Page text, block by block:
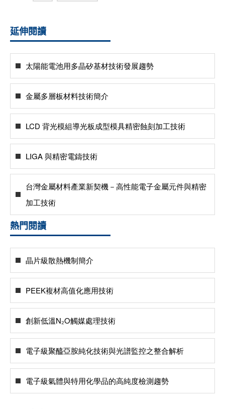
延伸閱讀
太陽能電池用多晶矽基材技術發展趨勢
金屬多層板材料技術簡介
LCD 背光模組導光板成型模具精密蝕刻加工技術
LIGA 與精密電鑄技術
台灣金屬材料產業新契機－高性能電子金屬元件與精密
加工技術
熱門閱讀
晶片級散熱機制簡介
PEEK複材高值化應用技術
創新低溫N₂O觸媒處理技術
電子級聚醯亞胺純化技術與光譜監控之整合解析
電子級氣體與特用化學品的高純度檢測趨勢